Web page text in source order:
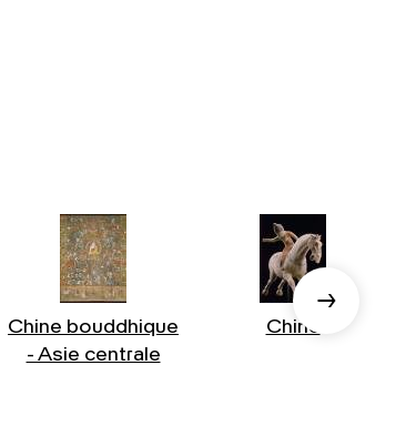
Chine bouddhique
- Asie centrale
Chine